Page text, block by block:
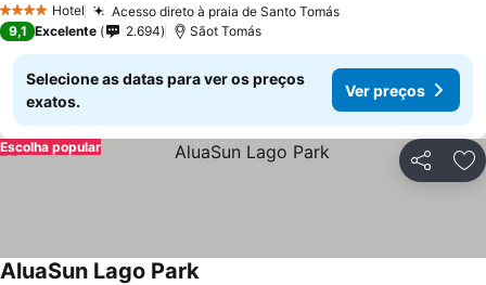
4 EstrelasHotel Acesso direto à praia de Santo Tomás
9,1 Excelente 2.694 Sãot Tomás
Selecione as datas para ver os preços
exatos.
Ver preços
Partilhar
Escolha popular
AluaSun Lago Park